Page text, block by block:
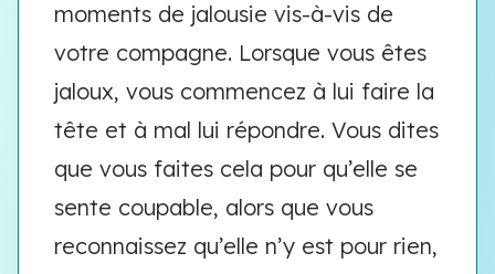
moments de jalousie vis-à-vis de
votre compagne. Lorsque vous êtes
jaloux, vous commencez à lui faire la
tête et à mal lui répondre. Vous dites
que vous faites cela pour qu’elle se
sente coupable, alors que vous
reconnaissez qu’elle n’y est pour rien,